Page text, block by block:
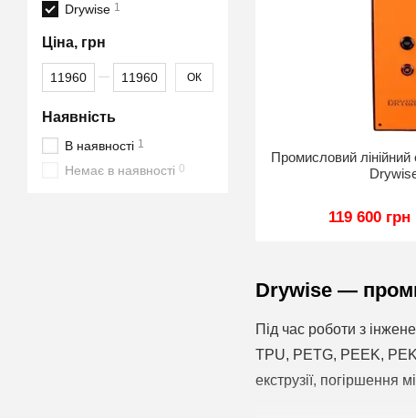
Drywise —
Під час роботи з
TPU, PETG, PEEK,
екструзії, погіршення
Промисловий
119 600 грн
Drywise 1
Ціна, грн
Від Ціна, грн
До Ціна, грн ОК
Наявність
В наявності 1
Немає в наявності 0